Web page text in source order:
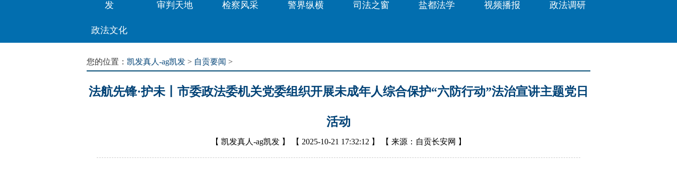
发 审判天地 检察风采 警界纵横 司法之窗 盐都法学 视频播报 政法调研
政法文化
您的位置： 凯发真人-ag凯发 > 自贡要闻 >
法航先锋·护未丨市委政法委机关党委组织开展未成年人综合保护“六防行动”法治宣讲主题党日
活动
【 凯发真人-ag凯发 】 【 2025-10-21 17:32:12 】 【 来源：自贡长安网 】